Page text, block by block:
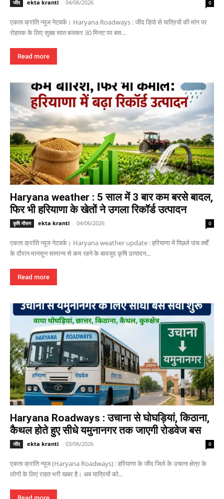
जींद ekta kranti - 04/06/2026 0
एकता क्रांति न्यूज नेटवर्क। Haryana Roadways : जींद डिपो से यात्रियों की मांग पर
रोहतक के लिए सुबह सात बजकर 30 मिनट पर बस...
Read more
Haryana weather : 5 साल में 3 बार कम बरसे बादल,
फिर भी हरियाणा के खेतों ने उगला रिकॉर्ड उत्पादन
कृषि मौसम ekta kranti - 04/06/2026 0
एकता क्रांति न्यूज नेटवर्क। Haryana weather update : हरियाणा में पिछले पांच वर्षों
के दौरान मानसून सामान्य से कम रहने के बावजूद कृषि उत्पादन...
Read more
Haryana Roadways : उचाना से घोघड़ियां, किठाना,
कैथल होते हुए सीधे यमुनानगर तक जाएगी रोडवेज बस
जींद ekta kranti - 03/06/2026 0
एकता क्रांति न्यूज (Haryana Roadways) : हरियाणा के जींद जिले के उचाना क्षेत्र के
लोगों के लिए राहत भरी खबर है। अब यात्रियों को...